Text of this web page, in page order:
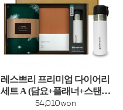
레스쁘리 프리미엄 다이어리
세트 A (담요+플래너+스탠리
보틀)
54,010won